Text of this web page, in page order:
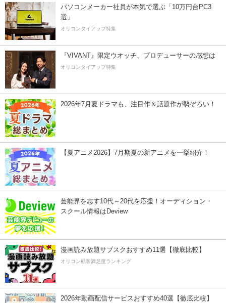
パソコンメーカー社員が本気で選ぶ「10万円台PC3
選」
オリコンタイアップ特集
『VIVANT』限定ウオッチ、プロデューサーの感想は
オリコンタイアップ特集
2026年7月夏ドラマも、注目作＆話題作が勢ぞろい！
【夏アニメ2026】7月期夏の新アニメを一挙紹介！
芸能界を志す10代～20代を応援！オーディション・
スクール情報はDeview
漫画読み放題サブスクおすすめ11選【徹底比較】
オリコン顧客満足度ランキング
2026年動画配信サービスおすすめ40選【徹底比較】